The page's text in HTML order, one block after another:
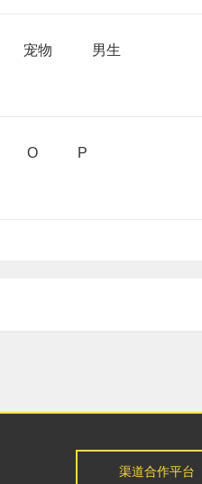
宠物 男生
O P
渠道合作平台